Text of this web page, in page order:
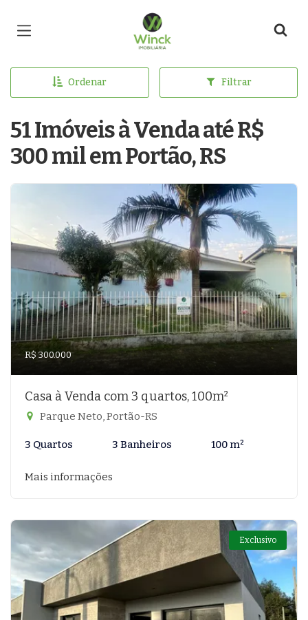
Página inicial
Ordenar Filtrar
51 Imóveis à Venda até R$
300 mil em Portão, RS
R$ 300.000
Casa à Venda com 3 quartos, 100m²
Parque Neto, Portão-RS
3 Quartos 3 Banheiros 100 m²
Mais informações
Exclusivo